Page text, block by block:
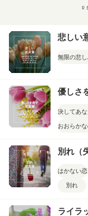
悲しい
無限の悲
優しさ
決してあな
おおらか
別れ（
はかない恋
別れ
ライラ